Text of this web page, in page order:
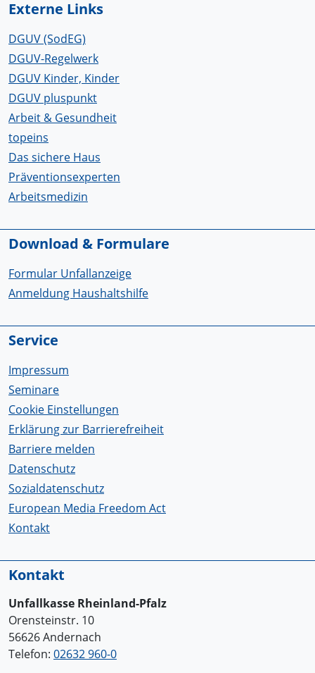
Externe Links
DGUV (SodEG)
DGUV-Regelwerk
DGUV Kinder, Kinder
DGUV pluspunkt
Arbeit & Gesundheit
topeins
Das sichere Haus
Präventionsexperten
Arbeitsmedizin
Download & Formulare
Formular Unfallanzeige
Anmeldung Haushaltshilfe
Service
Impressum
Seminare
Cookie Einstellungen
Erklärung zur Barrierefreiheit
Barriere melden
Datenschutz
Sozialdatenschutz
European Media Freedom Act
Kontakt
Kontakt
Unfallkasse Rheinland-Pfalz
Orensteinstr. 10
56626 Andernach
Telefon: 02632 960-0